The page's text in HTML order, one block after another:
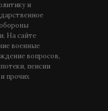
и
На сайте
военные
вопросов,
пенсии
прочих